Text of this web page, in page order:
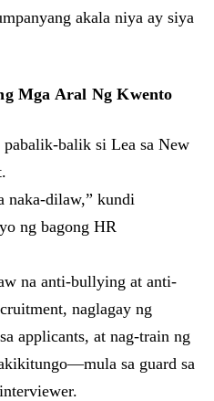
akala niya ay siya
Mga Aral Ng Kwento
balik si Lea sa New
naka-dilaw,” kundi
ng bagong HR
na anti-bullying at anti-
naglagay ng
applicants, at nag-train ng
sa guard sa